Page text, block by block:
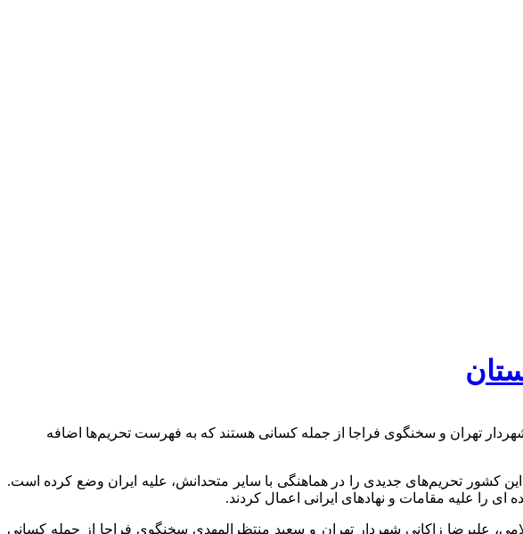
تهران و سخنگوی فراجا از جمله کسانی هستند که به فهرست تحریم‌ها اضافه
کشور تحریم‌های جدیدی را در هماهنگی با سایر متحدانش، علیه ایران وضع کرده است.
ای را علیه مقامات و نهادهای ایرانی اعمال کردند.
علیرضا زاکانی شهردار تهران و سعید منتظرالمهدی سخنگوی فراجا از جمله کسانی